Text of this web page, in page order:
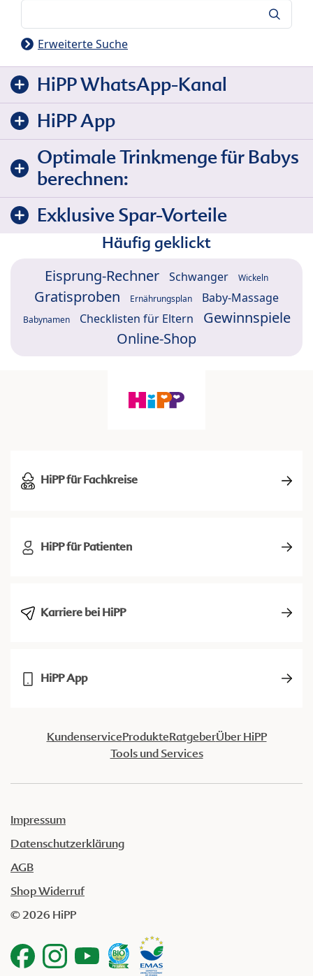
Erweiterte Suche
HiPP WhatsApp-Kanal
HiPP App
Optimale Trinkmenge für Babys
berechnen:
Exklusive Spar-Vorteile
Häufig geklickt
Eisprung-Rechner Schwanger Wickeln
Gratisproben Ernährungsplan Baby-Massage
Babynamen Checklisten für Eltern
Gewinnspiele
Online-Shop
HiPP für Fachkreise
HiPP für Patienten
Karriere bei HiPP
HiPP App
KundenserviceProdukteRatgeberÜber HiPP
Tools und Services
Impressum
Datenschutzerklärung
AGB
Shop Widerruf
© 2026 HiPP